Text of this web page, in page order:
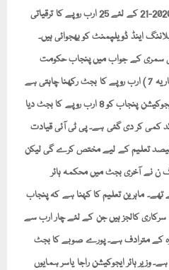
ایجوکیشن پنجاب نے آئندہ مالی سال 2020-21 کے لئے 25 ارب روپے کا ترقیاتی
اینڈ ڈویلپمنٹ کو بھجوائی ہیں۔
سمری کے جواب میں پنجاب حکومت
4ارب روپے سے بھی کم صرف (3 اعشاریہ 7 ) ارب روپے کا بجٹ رکھنا چاہتی ہے
۔ واضح رہے گزشتہ برس محکمہ ہائر ایجوکیشن پنجاب کو 8 ارب روپے کا بجٹ دیا
50 فیصد سے زائد کمی کر دی گئی ہے۔ پی ٹی آئی قیادت
فیصد تعلیم کے لیے مختص کرے گی لیکن
ن نے آخری بجٹ میں محکمہ ہائر
تھے۔ ماہرین تعلیم کا کہنا ہے کہ پنجاب
میں اس وقت 9 تعلیمی بورڈز اور 793 سرکاری کالجز ہیں جن کے لئے چار ارب سے
کے مترادف ہے۔ پورے صوبے کا بجٹ
وزیر ہائر ایجوکیشن راجا یاسر ہمایوں